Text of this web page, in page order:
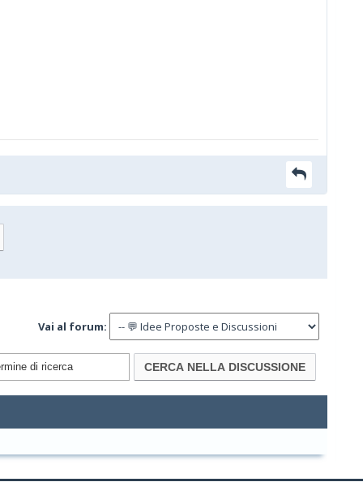
Vai al forum: